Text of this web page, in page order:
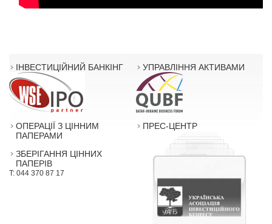
ІНВЕСТИЦІЙНИЙ БАНКІНГ УПРАВЛІННЯ АКТИВАМИ
ОПЕРАЦІЇ З ЦІННИМ
ПАПЕРАМИ
ЗБЕРІГАННЯ ЦІННИХ
ПАПЕРІВ
T: 044 370 87 17
ПРЕС-ЦЕНТР